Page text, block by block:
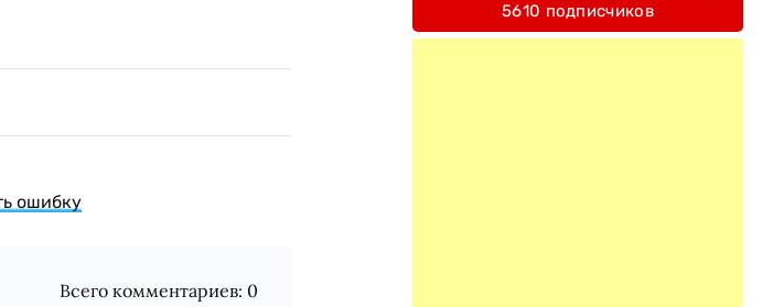
ошибку
Всего комментариев: 0
5610 подписчиков